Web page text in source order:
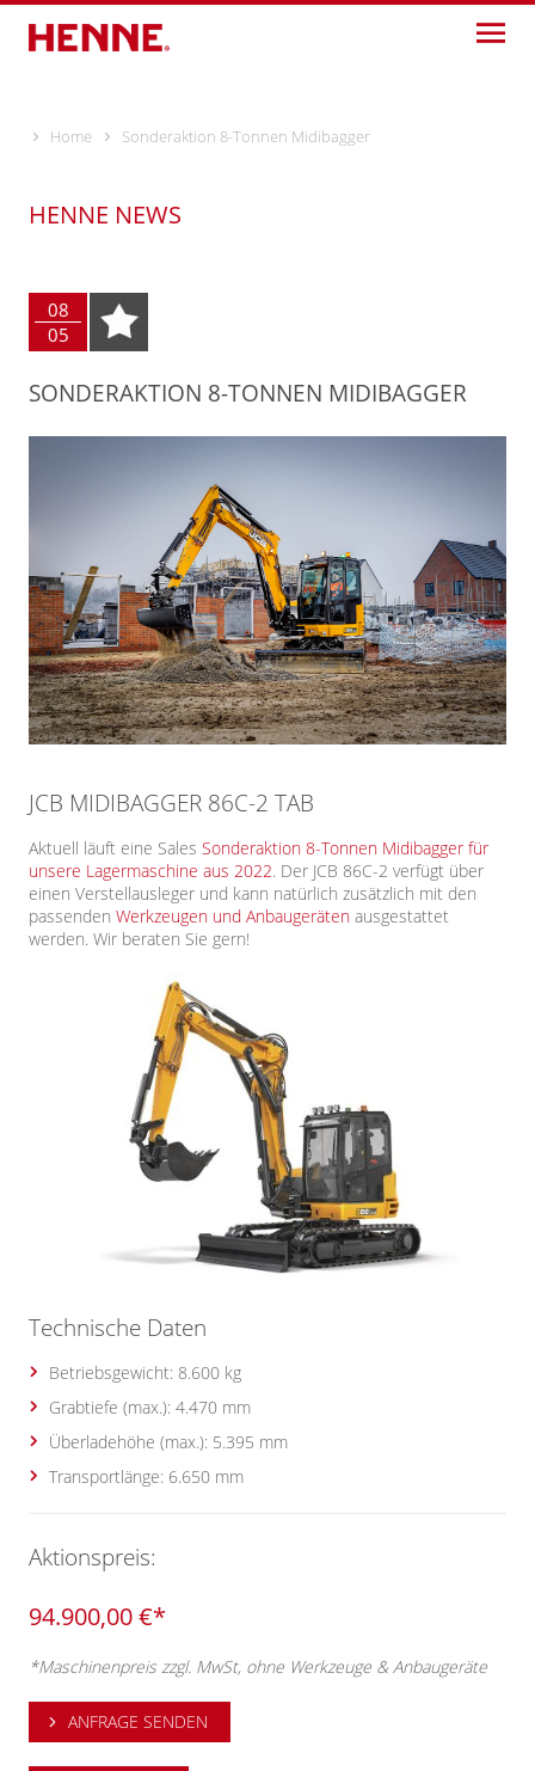
Skip
content
Home Sonderaktion 8-Tonnen Midibagger
HENNE NEWS
08
05
SONDERAKTION 8-TONNEN MIDIBAGGER
JCB MIDIBAGGER 86C-2 TAB
Aktuell läuft eine Sales Sonderaktion 8-Tonnen Midibagger für
unsere Lagermaschine aus 2022. Der JCB 86C-2 verfügt über
einen Verstellausleger und kann natürlich zusätzlich mit den
passenden Werkzeugen und Anbaugeräten ausgestattet
werden. Wir beraten Sie gern!
Technische Daten
Betriebsgewicht: 8.600 kg
Grabtiefe (max.): 4.470 mm
Überladehöhe (max.): 5.395 mm
Transportlänge: 6.650 mm
Aktionspreis:
94.900,00 €*
*Maschinenpreis zzgl. MwSt, ohne Werkzeuge & Anbaugeräte
ANFRAGE SENDEN